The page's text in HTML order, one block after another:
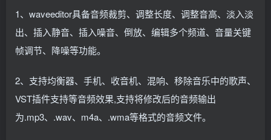
1、waveeditor具备音频裁剪、调整长度、调整音高、淡入淡
出、插入静音、插入噪音、倒放、编辑多个频道、音量关键
帧调节、降噪等功能。
2、支持均衡器、手机、收音机、混响、移除音乐中的歌声、
VST插件支持等音频效果,支持将修改后的音频输出
为.mp3、.wav、m4a、.wma等格式的音频文件。